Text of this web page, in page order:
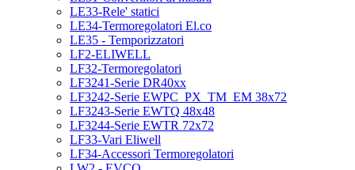
LE33-Rele' statici
LE34-Termoregolatori El.co
LE35 - Temporizzatori
LF2-ELIWELL
LF32-Termoregolatori
LF3241-Serie DR40xx
LF3242-Serie EWPC_PX_TM_EM 38x72
LF3243-Serie EWTQ 48x48
LF3244-Serie EWTR 72x72
LF33-Vari Eliwell
LF34-Accessori Termoregolatori